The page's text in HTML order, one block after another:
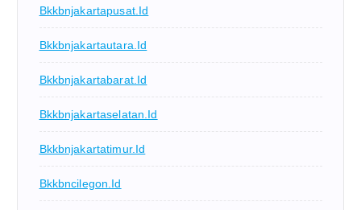
Bkkbnjakartapusat.id
Bkkbnjakartautara.id
Bkkbnjakartabarat.id
Bkkbnjakartaselatan.id
Bkkbnjakartatimur.id
Bkkbncilegon.id